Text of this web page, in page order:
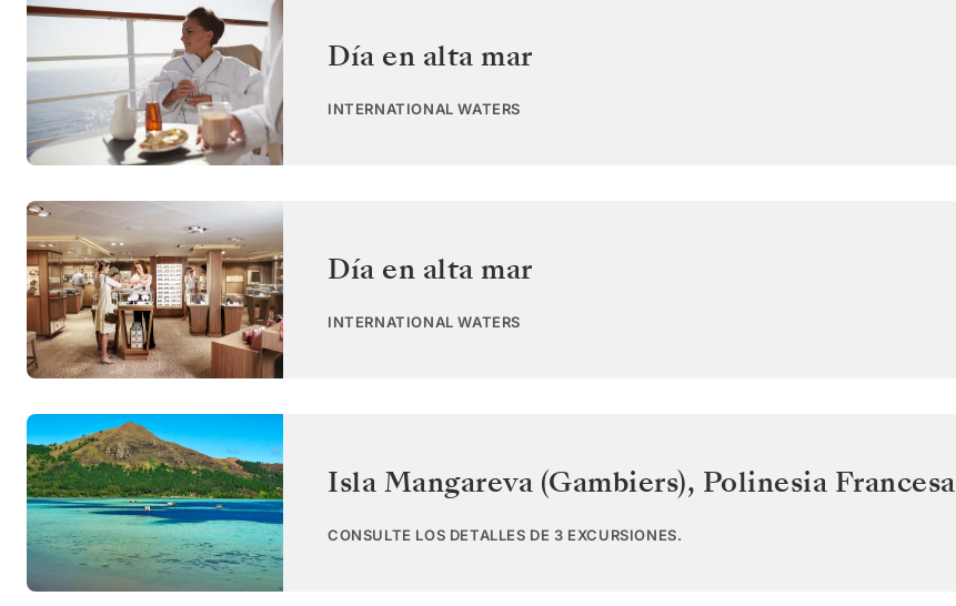
Día en alta mar
INTERNATIONAL WATERS
Día en alta mar
INTERNATIONAL WATERS
Isla Mangareva (Gambiers), Polinesia Francesa
CONSULTE LOS DETALLES DE 3 EXCURSIONES.